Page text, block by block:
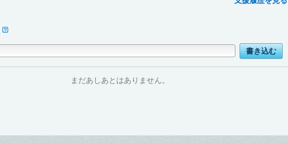
まだあしあとはありません。